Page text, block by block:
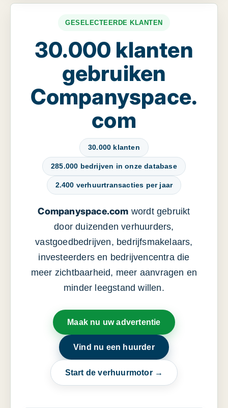
GESELECTEERDE KLANTEN
30.000 klanten
gebruiken
Companyspace.
com
30.000 klanten
285.000 bedrijven in onze database
2.400 verhuurtransacties per jaar
Companyspace.com wordt gebruikt
door duizenden verhuurders,
vastgoedbedrijven, bedrijfsmakelaars,
investeerders en bedrijvencentra die
meer zichtbaarheid, meer aanvragen en
minder leegstand willen.
Maak nu uw advertentie
Vind nu een huurder
Start de verhuurmotor →